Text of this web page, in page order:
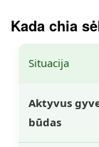
Kada chia
Situacija
Aktyvus
būdas